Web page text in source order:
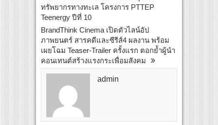
ทรัพยากรทางทะเล โครงการ PTTEP
Teenergy ปีที่ 10
BrandThink Cinema เปิดตัวไลน์อัป
ภาพยนตร์ สารคดีและซีรีส์4 ผลงาน พร้อม
เผยโฉม Teaser-Trailer ครั้งแรก ตอกย้ำผู้นำ
คอนเทนต์สร้างแรงกระเพื่อมสังคม
admin